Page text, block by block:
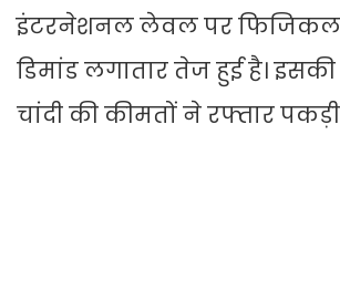
इंटरनेशनल लेवल पर फिजिकल
डिमांड लगातार तेज हुई है।
चांदी की कीमतों ने रफ्तार पकड़ी